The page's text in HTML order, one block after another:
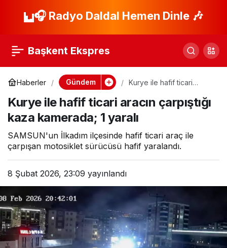
🎧 Radyo Daldal Hemen Dinle 🎶
Başkent Ekspres
Haberler Gündem
Kurye ile hafif ticari
kamerada; 1 yaralı
Kurye ile hafif ticari aracın çarpıştığı
kaza kamerada; 1 yaralı
SAMSUN'un İlkadım ilçesinde hafif ticari araç ile
çarpışan motosiklet sürücüsü hafif yaralandı.
8 Şubat 2026, 23:09 yayınlandı
Ankara’da sauna Paylaş